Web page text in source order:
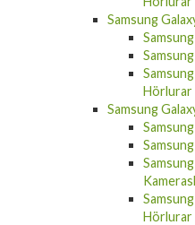
Samsung
Hörlurar
Samsung
Hörlurar